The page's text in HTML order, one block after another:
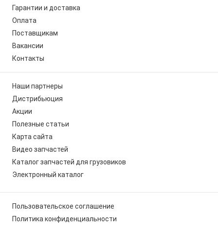
Гарантии и доставка
Оплата
Поставщикам
Вакансии
Контакты
Наши партнеры
Дистрибьюция
Акции
Полезные статьи
Карта сайта
Видео запчастей
Каталог запчастей для грузовиков
Электронный каталог
Пользовательское соглашение
Политика конфиденциальности